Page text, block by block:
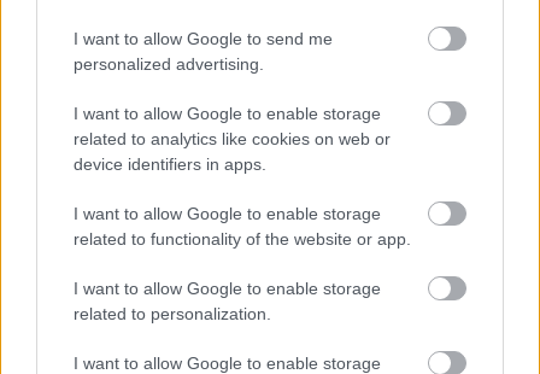
I want to allow Google to send me
personalized advertising.
I want to allow Google to enable storage
related to analytics like cookies on web or
device identifiers in apps.
I want to allow Google to enable storage
related to functionality of the website or app.
I want to allow Google to enable storage
related to personalization.
I want to allow Google to enable storage
pöttyös mintát
Getty Images/Alex Lentati - WPA Pool
Katalin hercegnének az ASOS egyik pöttyös ruhájára
esett a választása, amikor 2015-ben ellátogatott a
Brookhill Children's Centerbe Londonban. Az
elegáns darab 53 dollárba, vagyis nagyjából 22 ezer